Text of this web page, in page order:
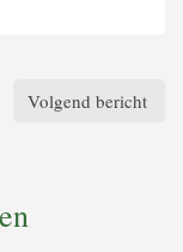
Volgend bericht